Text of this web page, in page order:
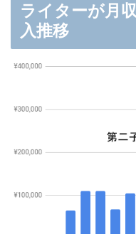
ライターが月
入推移